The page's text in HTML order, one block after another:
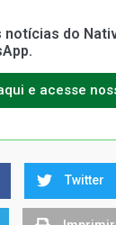
notícias do
e acesse
Twitter